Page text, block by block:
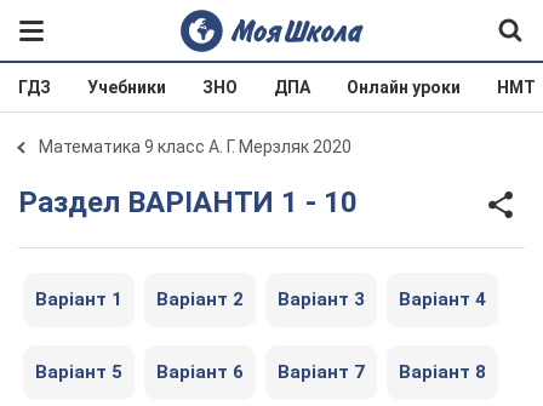
ГДЗ Учебники ЗНО ДПА Онлайн уроки НМТ
Математика 9 класс А. Г. Мерзляк 2020
Раздел ВАРІАНТИ 1 - 10
Варіант 1 Варіант 2 Варіант 3 Варіант 4
Варіант 5 Варіант 6 Варіант 7 Варіант 8